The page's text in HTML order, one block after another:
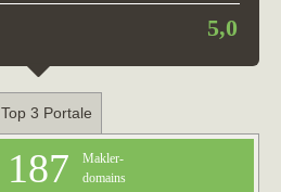
5,0
Top 3 Portale
187
Makler-
domains